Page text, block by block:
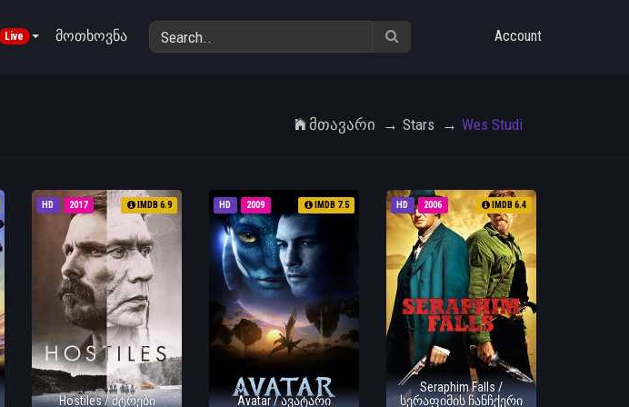
Live მოთხოვნა Account
Მთავარი Stars Wes Studi
HD 2017 IMDB 6.9
Hostiles / მტრები
HD 2009 IMDB 7.5
Avatar / ავატარი
HD 2006 IMDB 6.4
Seraphim Falls /
სერაფიმის ჩანჩქერი